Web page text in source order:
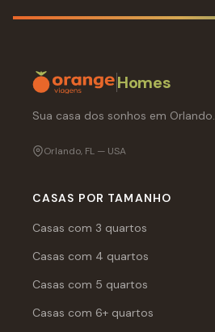
Homes
Sua casa dos sonhos em Orlando.
Orlando, FL — USA
CASAS POR TAMANHO
Casas com 3 quartos
Casas com 4 quartos
Casas com 5 quartos
Casas com 6+ quartos